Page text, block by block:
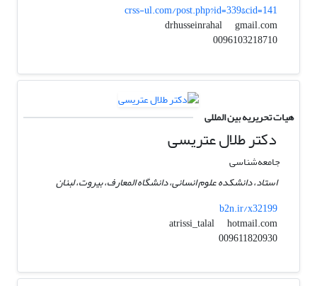
crss-ul.com/post.php?id=339&cid=141
drhusseinrahal
gmail.com
0096103218710
هیات تحریریه بین المللی
دکتر طلال عتریسی
جامعه‌شناسی
استاد، دانشکده علوم انسانی، دانشگاه المعارف، بیروت، لبنان
b2n.ir/x32199
atrissi_talal
hotmail.com
009611820930